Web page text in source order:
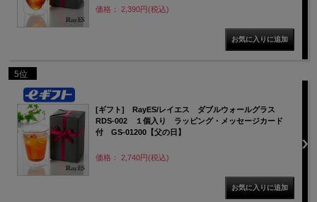
価格： 2,390円(税込)
5位
[ギフト] RayES/レイエス ダブルウォールグラス
RDS-002 １個入り ラッピング・メッセージカード
付 GS-01200【父の日】
価格： 2,740円(税込)